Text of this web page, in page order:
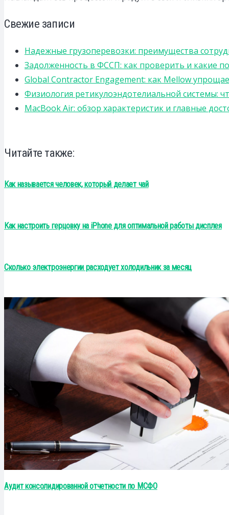
Свежие записи
Надежные грузоперевозки: преимущества
Задолженность в ФССП: как проверить и какие
Global Contractor Engagement: как Mellow
Физиология ретикулоэндотелиальной системы:
MacBook Air: обзор характеристик и главные
Читайте также:
Как называется человек, который делает чай
Как настроить герцовку на iPhone для оптимальной работы дисплея
Сколько электроэнергии расходует холодильник за месяц
Аудит консолидированной отчетности по МСФО